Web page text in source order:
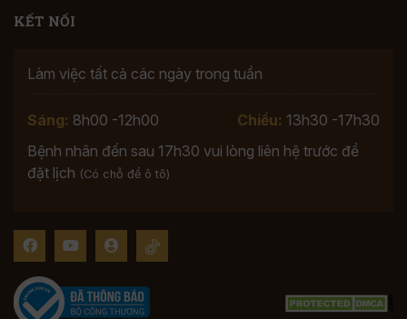
KẾT NỐI
Làm việc tất cả các ngày trong tuần
Sáng: 8h00 -12h00 Chiều: 13h30 -17h30
Bệnh nhân đến sau 17h30 vui lòng liên hệ trước để
đặt lịch (Có chỗ để ô tô)